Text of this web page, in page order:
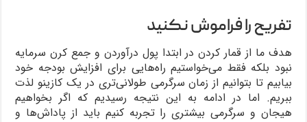
تفریح را فراموش نکنید
هدف ما از قمار کردن در ابتدا پول درآوردن و جمع کرن سرمایه
نبود بلکه فقط می‌خواستیم راه‌هایی برای افزایش بودجه خود
بیابیم تا بتوانیم از زمان سرگرمی طولانی‌تری در یک کازینو لذت
ببریم. اما در ادامه به این نتیجه رسیدیم که اگر بخواهیم
هیجان و سرگرمی بیشتری را تجربه کنیم باید از پاداش‌ها و